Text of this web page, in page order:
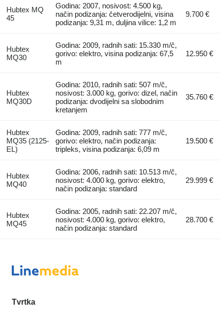
Hubtex MQ
45
Godina: 2007, nosivost: 4.500 kg,
način podizanja: četverodijelni, visina
podizanja: 9,31 m, duljina vilice: 1,2 m
9.700 €
Hubtex
MQ30
Godina: 2009, radnih sati: 15.330 m/č,
gorivo: elektro, visina podizanja: 67,5
m
12.950 €
Hubtex
MQ30D
Godina: 2010, radnih sati: 507 m/č,
nosivost: 3.000 kg, gorivo: dizel, način
podizanja: dvodijelni sa slobodnim
kretanjem
35.760 €
Hubtex
MQ35 (2125-
EL)
Godina: 2009, radnih sati: 777 m/č,
gorivo: elektro, način podizanja:
tripleks, visina podizanja: 6,09 m
19.500 €
Hubtex
MQ40
Godina: 2006, radnih sati: 10.513 m/č,
nosivost: 4.000 kg, gorivo: elektro,
način podizanja: standard
29.999 €
Hubtex
MQ45
Godina: 2005, radnih sati: 22.207 m/č,
nosivost: 4.000 kg, gorivo: elektro,
način podizanja: standard
28.700 €
Tvrtka